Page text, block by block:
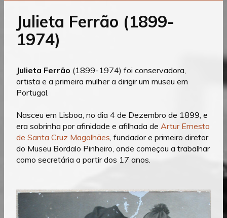
conteúdoJulieta Ferrão (1899-
1974)
Julieta Ferrão (1899-1974) foi conservadora,
artista e a primeira mulher a dirigir um museu em
Portugal.
Nasceu em Lisboa, no dia 4 de Dezembro de 1899, e
era sobrinha por afinidade e afilhada de Artur Ernesto
de Santa Cruz Magalhães, fundador e primeiro diretor
do Museu Bordalo Pinheiro, onde começou a trabalhar
como secretária a partir dos 17 anos.